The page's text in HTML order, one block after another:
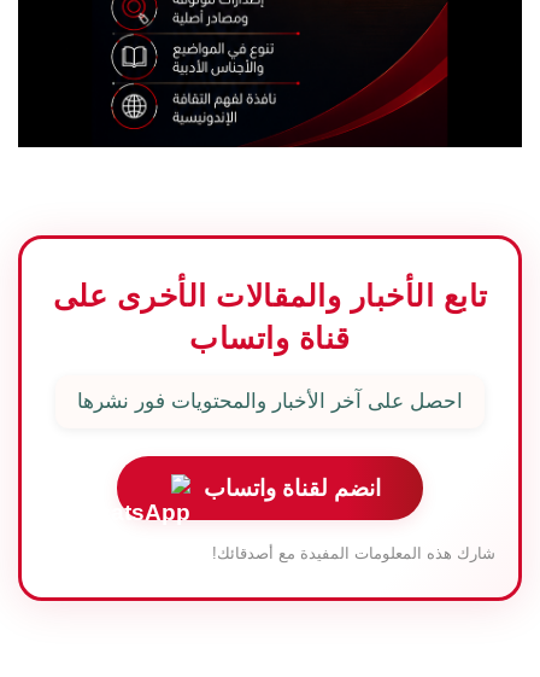
تابع الأخبار والمقالات الأخرى على
قناة واتساب
احصل على آخر الأخبار والمحتويات فور نشرها
انضم لقناة واتساب
شارك هذه المعلومات المفيدة مع أصدقائك!